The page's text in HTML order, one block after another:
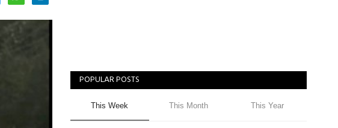
POPULAR POSTS
This Week This Month This Year